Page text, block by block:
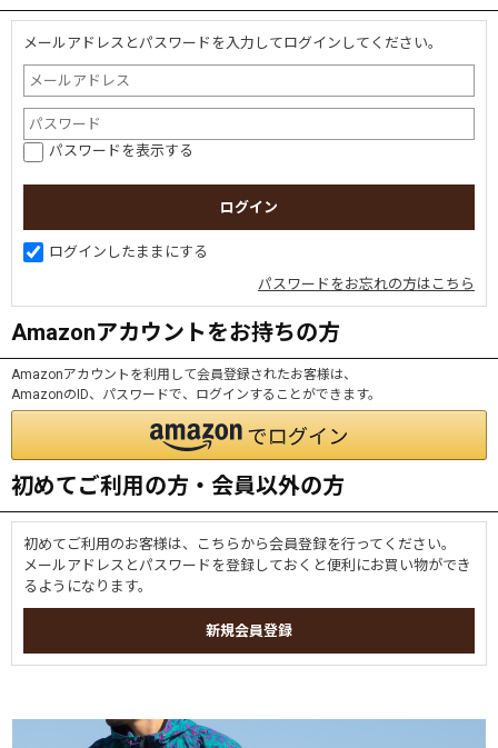
メールアドレスとパスワードを入力してログインしてください。
パスワードを表示する
ログインしたままにする
パスワードをお忘れの方はこちら
Amazonアカウントをお持ちの方
Amazonアカウントを利用して会員登録されたお客様は、
AmazonのID、パスワードで、ログインすることができます。
初めてご利用の方・会員以外の方
初めてご利用のお客様は、こちらから会員登録を行ってください。
メールアドレスとパスワードを登録しておくと便利にお買い物ができ
るようになります。